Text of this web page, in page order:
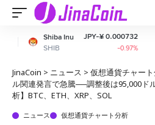
JPY-¥ 0.000732
-0.97%
Bitcoin
BTC
JinaCoin > ニュース > 仮想通貨チャー
ル関連発言で急騰──調整後は95,000ド
析】BTC、ETH、XRP、SOL
ニュース 仮想通貨チャート分析